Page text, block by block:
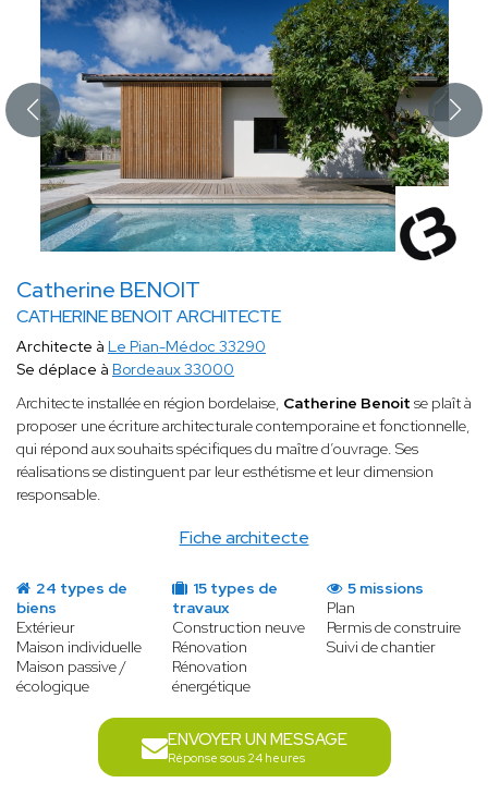
Catherine BENOIT
CATHERINE BENOIT ARCHITECTE
Fiche architecte
Architecte à Le Pian-Médoc 33290
Se déplace à Bordeaux 33000
Architecte installée en région bordelaise, Catherine Benoit se plaît à
proposer une écriture architecturale contemporaine et fonctionnelle,
qui répond aux souhaits spécifiques du maître d’ouvrage. Ses
réalisations se distinguent par leur esthétisme et leur dimension
responsable.
24 types de
biens
Extérieur
Maison individuelle
Maison passive /
écologique
15 types de
travaux
Construction neuve
Rénovation
Rénovation
énergétique
5 missions
Plan
Permis de construire
Suivi de chantier
ENVOYER UN MESSAGE
Réponse sous 24 heures